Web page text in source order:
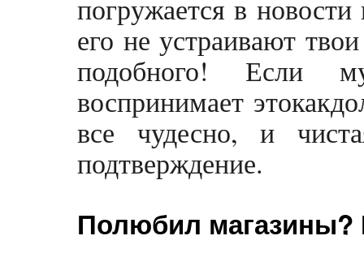
погружается в
его не устраивают
подобного! Если
воспринимает
все чудесно, и
подтверждение.
Полюбил магазины?